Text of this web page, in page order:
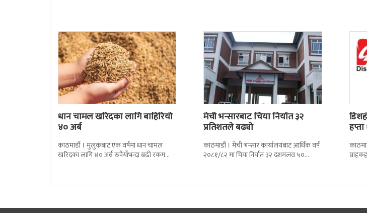
धान चामल खरिदका लागि बाहिरियो
४० अर्ब
काठमाडौं । मुलुकबाट एक वर्षमा धान चामल
खरिदका लागि ४० अर्ब रुपैयाँभन्दा बढी रकम
मेची भन्सारबाट चिया निर्यात ३२
प्रतिशतले बढ्यो
काठमाडौं । मेची भन्सार कार्यालयबाट आर्थिक वर्ष
२०८१/८२ मा चिया निर्यात ३२ दशमलव ५०